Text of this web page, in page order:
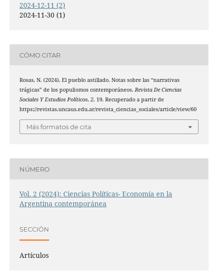
2024-12-11 (2)
2024-11-30 (1)
CÓMO CITAR
Rosas, N. (2024). El pueblo astillado. Notas sobre las “narrativas
trágicas” de los populismos contemporáneos. Revista De Ciencias
Sociales Y Estudios Políticos, 2, 19. Recuperado a partir de
https://revistas.uncaus.edu.ar/revista_ciencias_sociales/article/view/60
Más formatos de cita
NÚMERO
Vol. 2 (2024): Ciencias Políticas- Economía en la
Argentina contemporánea
SECCIÓN
Artículos